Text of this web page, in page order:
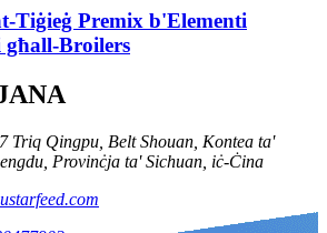
Tiġieġ Premix b'Elementi
għall-Broilers
Triq Qingpu, Belt Shouan, Kontea ta'
Provinċja ta' Sichuan, iċ-Ċina